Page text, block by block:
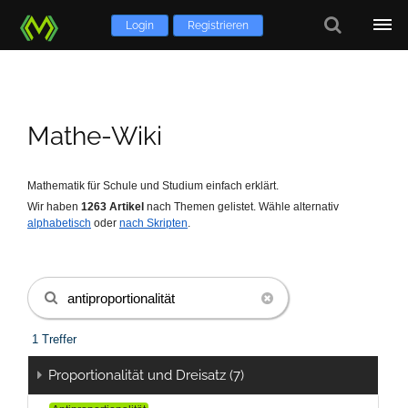
Login Registrieren
Mathe-Wiki
Mathematik für Schule und Studium einfach erklärt.
Wir haben 1263 Artikel nach Themen gelistet. Wähle alternativ
alphabetisch oder nach Skripten.
1 Treffer
Proportionalität und Dreisatz (7)